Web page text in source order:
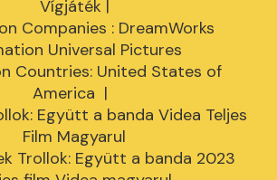
Vígjáték |
Companies : DreamWorks
Universal Pictures
Countries: United States of
America |
Együtt a banda Videa Teljes
Film Magyarul
Trollok: Együtt a banda 2023